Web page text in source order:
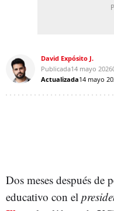
David Expósito J.
Publicada14 mayo 2026
Actualizada14 mayo
Dos meses después de
educativo con el